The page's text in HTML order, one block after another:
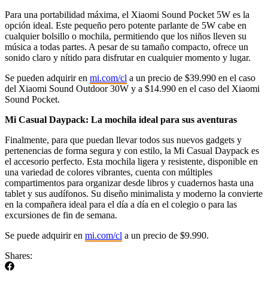
Para una portabilidad máxima, el Xiaomi Sound Pocket 5W es la
opción ideal. Este pequeño pero potente parlante de 5W cabe en
cualquier bolsillo o mochila, permitiendo que los niños lleven su
música a todas partes. A pesar de su tamaño compacto, ofrece un
sonido claro y nítido para disfrutar en cualquier momento y lugar.
Se pueden adquirir en mi.com/cl a un precio de $39.990 en el caso
del Xiaomi Sound Outdoor 30W y a $14.990 en el caso del Xiaomi
Sound Pocket.
Mi Casual Daypack: La mochila ideal para sus aventuras
Finalmente, para que puedan llevar todos sus nuevos gadgets y
pertenencias de forma segura y con estilo, la Mi Casual Daypack es
el accesorio perfecto. Esta mochila ligera y resistente, disponible en
una variedad de colores vibrantes, cuenta con múltiples
compartimentos para organizar desde libros y cuadernos hasta una
tablet y sus audífonos. Su diseño minimalista y moderno la convierte
en la compañera ideal para el día a día en el colegio o para las
excursiones de fin de semana.
Se puede adquirir en mi.com/cl a un precio de $9.990.
Shares: